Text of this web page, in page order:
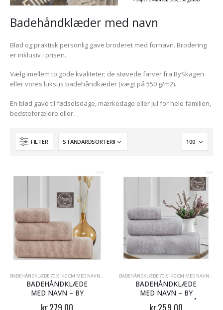
Badehåndklæder med navn
Blød og praktisk personlig gave broderet med fornavn. Brodering
er inklusiv i prisen.
Vælg imellem to gode kvaliteter; de støvede farver fra BySkagen
eller vores luksus badehåndkæder (vægt på 550 g/m2).
En blød gave til fødselsdage, mærkedage eller jul for hele familien,
bedsteforældre eller…
FILTER
BADEHÅNDKLÆDE 70 X 140 CM MED NAVN
,BADETING MED NAVN,HÅNDKLÆDER MED NAVN
BADEHÅNDKLÆDE
MED NAVN – BY
SKAGEN – CAMEL
BADEHÅNDKLÆDE 70 X 140 CM MED NAVN
,
BADEHÅNDKLÆDE
MED NAVN – BY
SKAGEN – LYS GRÅ